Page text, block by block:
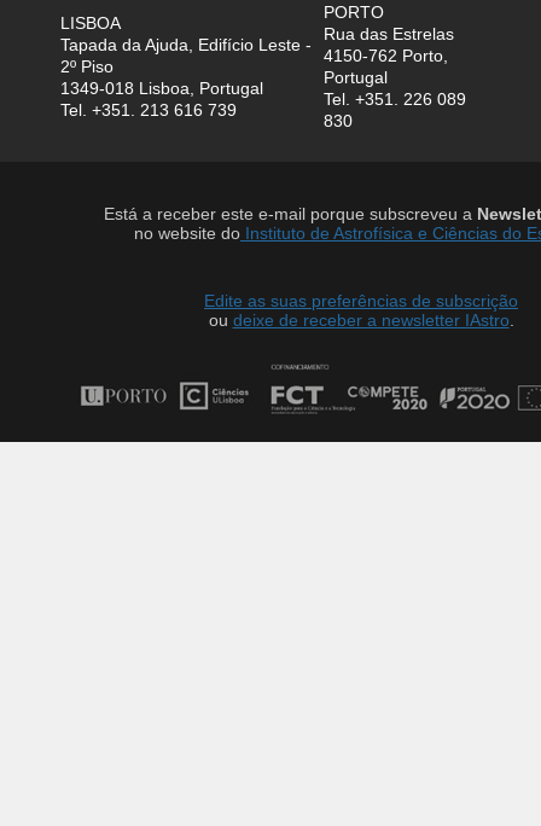
LISBOA
Tapada da Ajuda, Edifício Leste -
2º Piso
1349-018 Lisboa, Portugal
Tel. +351. 213 616 739
PORTO
Rua das Estrelas
4150-762 Porto,
Portugal
Tel. +351. 226 089
830
Está a receber este e-mail porque subscreveu a
no website do Instituto de Astrofísica e Ciências do
Edite as suas preferências de subscrição
ou deixe de receber a newsletter IAstro